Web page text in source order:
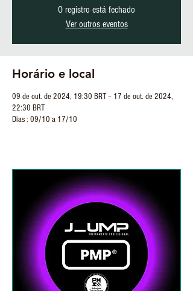
O registro está fechado
Ver outros eventos
Horário e local
09 de out. de 2024, 19:30 BRT – 17 de out. de 2024,
22:30 BRT
Dias : 09/10 a 17/10